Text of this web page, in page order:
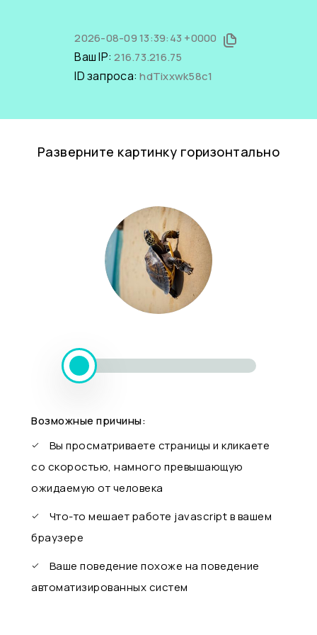
2026-08-09 13:39:43 +0000
Ваш IP:216.73.216.75
ID запроса:hdTixxwk58c1
Разверните картинку горизонтально
Возможные причины:
Вы просматриваете страницы и кликаете
со скоростью, намного превышающую
ожидаемую от человека
Что-то мешает работе javascript в вашем
браузере
Ваше поведение похоже на поведение
автоматизированных систем